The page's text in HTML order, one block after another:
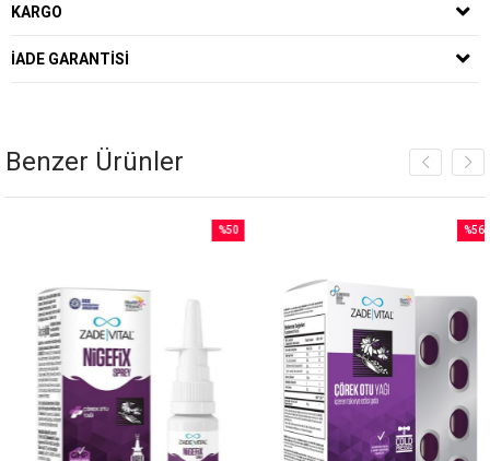
KARGO
İADE GARANTISI
Benzer Ürünler
%50
%56